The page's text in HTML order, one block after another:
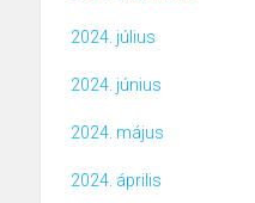
2024. július
2024. június
2024. május
2024. április